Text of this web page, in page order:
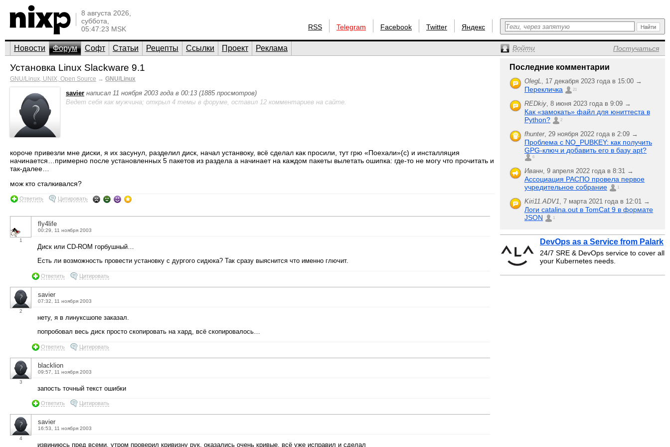
8 августа 2026,
суббота,
05:47:23 MSK
RSS Telegram Facebook Twitter Яндекс
Новости Форум Софт Статьи Рецепты Ссылки Проект Реклама Войти Постучаться
Установка Linux Slackware 9.1
GNU/Linux, UNIX, Open Source → GNU/Linux
savier написал 11 ноября 2003 года в 00:13 (1885 просмотров)
Ведет себя как мужчина; открыл 4 темы в форуме, оставил 12 комментариев на сайте.
короче привезли мне диски, я их засунул, разделил диск, начал устанвоку, всё сделал как просили, тут грю «Поехали»(с) и инсталляция
начинается…примерно после установленных 5 пакетов из раздела a начинает на каждом пакеты вылетать ошипка: где-то не могу что прочитать и
так-далее…
мож кто сталкивался?
Ответить Цитировать
1
fly4life
00:29, 11 ноября 2003
Диск или CD-ROM горбушный…
Есть ли возможность провести установку с дургого сидюка? Так сразу выяснится что именно глючит.
Ответить Цитировать
2
savier
07:32, 11 ноября 2003
нету, я в линуксшопе заказал.
попробовал весь диск просто скопировать на хард, всё скопировалось…
Ответить Цитировать
3
blacklion
09:57, 11 ноября 2003
запость точный текст ошибки
Ответить Цитировать
4
savier
16:53, 11 ноября 2003
извиниюсь пред всеми, утром проверил кривизну рук, оказались очень кривые, всё уже исправил и сделал
Последние комментарии
OlegL, 17 декабря 2023 года в 15:00 →
Перекличка 21
REDkiy, 8 июня 2023 года в 9:09 →
Как «замокать» файл для юниттеста в
Python?
2
fhunter, 29 ноября 2022 года в 2:09 →
Проблема с NO_PUBKEY: как получить
GPG-ключ и добавить его в базу apt?
6
Иванн, 9 апреля 2022 года в 8:31 →
Ассоциация РАСПО провела первое
учредительное собрание
1
Kiri11.ADV1, 7 марта 2021 года в 12:01 →
Логи catalina.out в TomCat 9 в формате
JSON
1
DevOps as a Service from Palark
24/7 SRE & DevOps service to cover all
your Kubernetes needs.